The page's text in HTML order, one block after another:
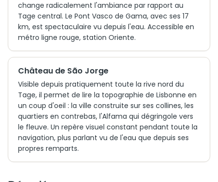
change radicalement l'ambiance par rapport au
Tage central. Le Pont Vasco de Gama, avec ses 17
km, est spectaculaire vu depuis l'eau. Accessible en
métro ligne rouge, station Oriente.
Château de São Jorge
Visible depuis pratiquement toute la rive nord du
Tage, il permet de lire la topographie de Lisbonne en
un coup d'oeil : la ville construite sur ses collines, les
quartiers en contrebas, l'Alfama qui dégringole vers
le fleuve. Un repère visuel constant pendant toute la
navigation, plus parlant vu de l'eau que depuis ses
propres remparts.